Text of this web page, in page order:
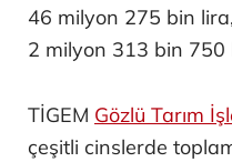
46 milyon 275 bin lira,
2 milyon 313 bin 750
TİGEM Gözlü Tarım
çeşitli cinslerde